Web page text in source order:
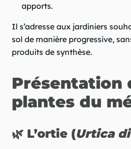
apports.
Il s’adresse aux jardiniers
sol de manière progressive,
produits de synthèse.
Présentation
plantes du
🌿 L’ortie (Urtica